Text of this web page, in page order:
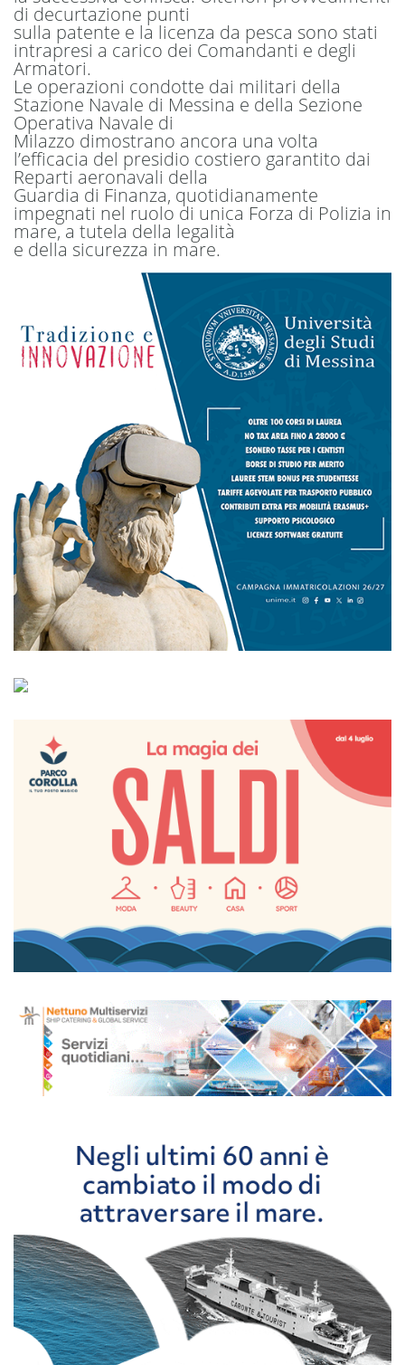
di decurtazione punti
sulla patente e la licenza da pesca sono stati
intrapresi a carico dei Comandanti e degli
Armatori.
Le operazioni condotte dai militari della
Stazione Navale di Messina e della Sezione
Operativa Navale di
Milazzo dimostrano ancora una volta
l’efficacia del presidio costiero garantito dai
Reparti aeronavali della
Guardia di Finanza, quotidianamente
impegnati nel ruolo di unica Forza di Polizia in
mare, a tutela della legalità
e della sicurezza in mare.